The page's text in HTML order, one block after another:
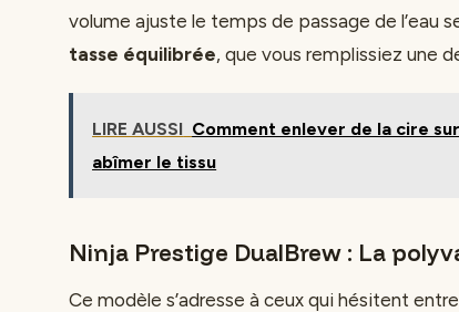
volume ajuste le temps de passage de l’eau
tasse équilibrée, que vous remplissiez une
LIRE AUSSI Comment enlever de la cire
abîmer le tissu
Ninja Prestige DualBrew : La
Ce modèle s’adresse à ceux qui hésitent